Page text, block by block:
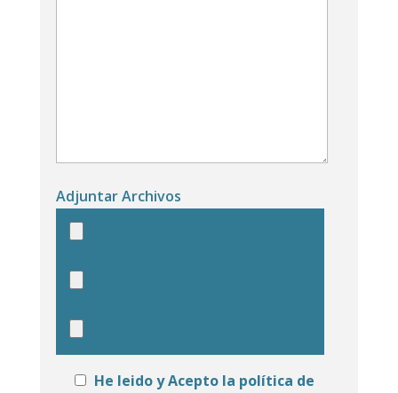
Adjuntar Archivos
He leido yAcepto la política de